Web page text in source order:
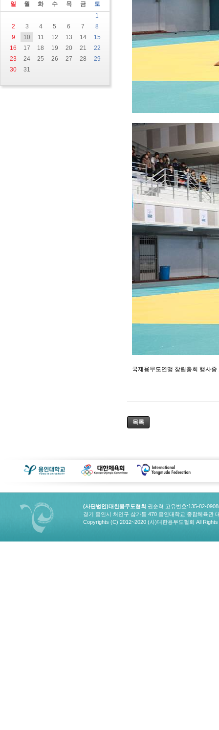
일 월 화 수 목 금
토
1
2
3 4 5 6 7
8
9
10 11 12 13 14
15
16
17 18 19 20 21
22
23
24 25 26 27 28
29
30
31
국제용무도연맹 창립총회 행사
목록
(사단법인)대한용무도협회 권순혁 고유번호:135-82-
경기 용인시 처인구 삼가동 470 용인대학교 종합체육관
Copyrights (C) 2012~2020 (사)대한용무도협회 All